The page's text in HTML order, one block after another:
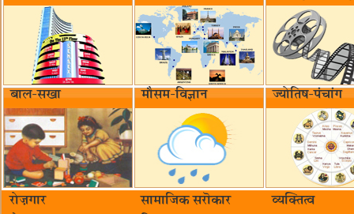
बाल-सखा मौसम-विज्ञान ज्योतिष-पंचांग
रोज़गार सामाजिक सरॊकार‌
व्यक्तित्व